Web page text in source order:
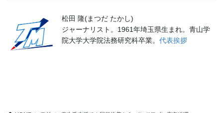
松田 隆(まつだ たかし)
ジャーナリスト。1961年埼玉県生まれ。青山学
院大学大学院法務研究科卒業。 代表挨拶